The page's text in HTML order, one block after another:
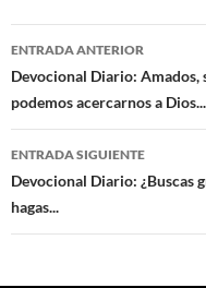
Navegación
de
entradas
ENTRADA ANTERIOR
Devocional Diario: Amados,
podemos acercarnos a Dios...
ENTRADA SIGUIENTE
Devocional Diario: ¿Buscas
hagas...